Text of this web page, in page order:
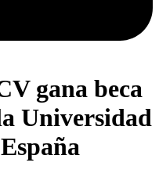
gana beca
Universidad